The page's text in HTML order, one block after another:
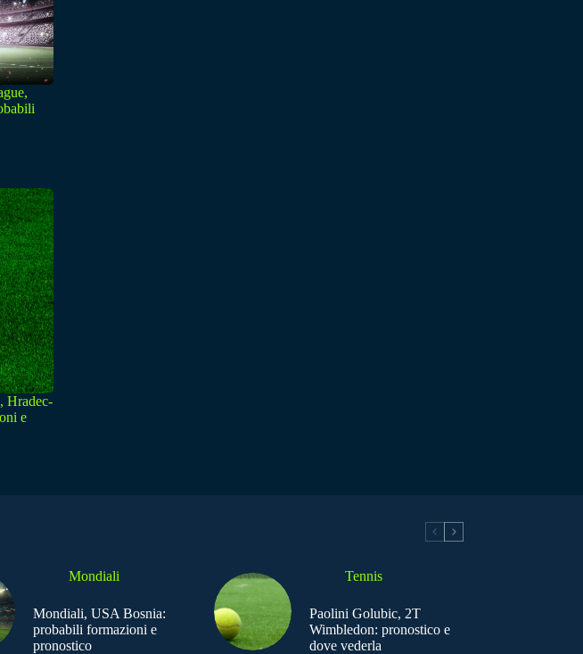
Hradec-
e
Mondiali
Mondiali, USA Bosnia:
probabili formazioni e
pronostico
Tennis
Paolini Golubic, 2T
Wimbledon: pronostico e
dove vederla